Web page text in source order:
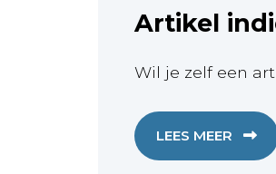
Artikel
Wil je zelf een
LEES MEER